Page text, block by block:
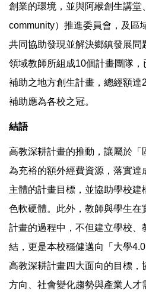
創業的環境，並與阿緱創生講堂
community）推進委員會，及區
共同協助發現並解決鄉鎮發展問
領域教師所組成10個計畫團隊
補助之地方創生計畫，總經額
補助應為各校之冠。
結語
高教深耕計畫的推動，讓屬於「
為充裕的額外經費資源，落實達
主體的計畫目標，並協助學校
色軟硬體。此外，教師與學生在
計畫的過程中，不但建立學校、
結，更是本校穩健邁向「大學
高教深耕計畫四大面向的目標
方向、社會變化趨勢與產業人